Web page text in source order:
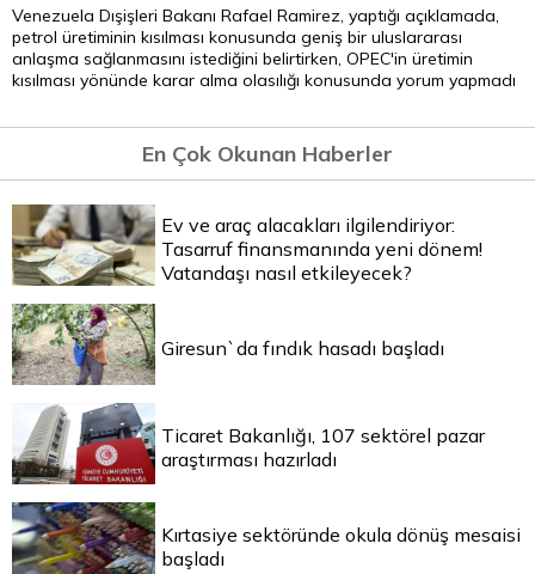
Venezuela Dışişleri Bakanı Rafael Ramirez, yaptığı açıklamada,
petrol üretiminin kısılması konusunda geniş bir uluslararası
anlaşma sağlanmasını istediğini belirtirken, OPEC'in üretimin
kısılması yönünde karar alma olasılığı konusunda yorum yapmadı
En Çok Okunan Haberler
Ev ve araç alacakları ilgilendiriyor:
Tasarruf finansmanında yeni dönem!
Vatandaşı nasıl etkileyecek?
Giresun`da fındık hasadı başladı
Ticaret Bakanlığı, 107 sektörel pazar
araştırması hazırladı
Kırtasiye sektöründe okula dönüş mesaisi
başladı